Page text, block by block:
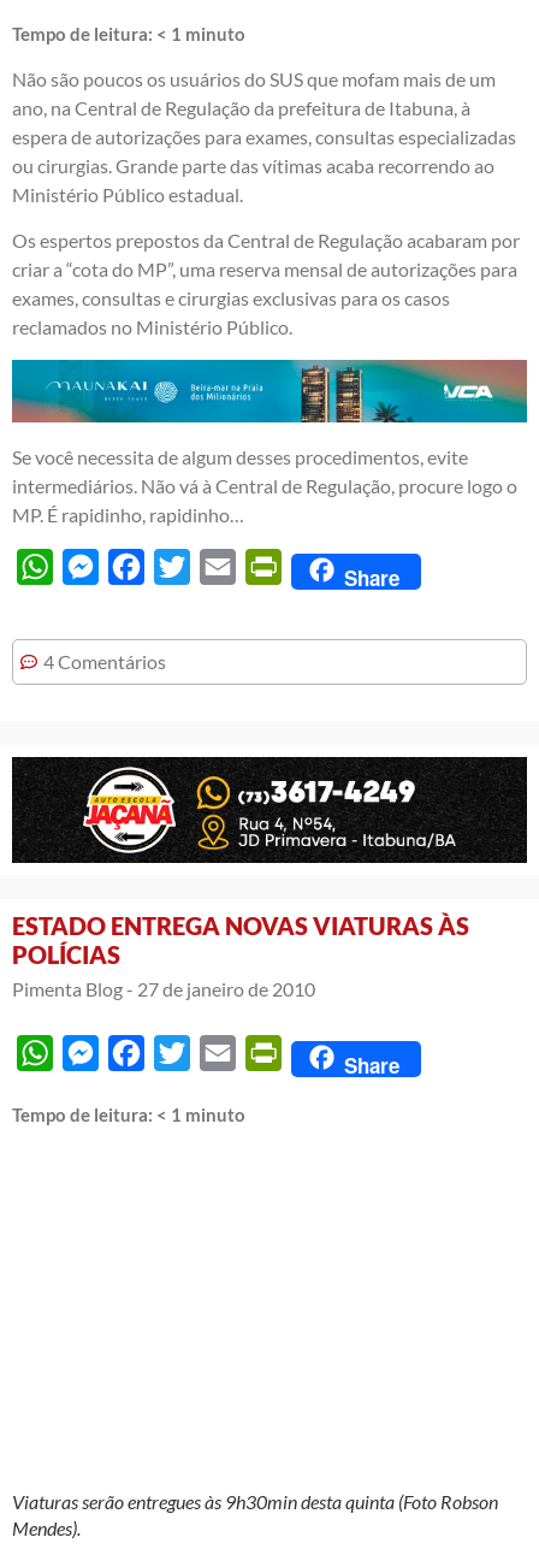
Tempo de leitura: < 1 minuto
Não são poucos os usuários do SUS que mofam mais de um
ano, na Central de Regulação da prefeitura de Itabuna, à
espera de autorizações para exames, consultas especializadas
ou cirurgias. Grande parte das vítimas acaba recorrendo ao
Ministério Público estadual.
Os espertos prepostos da Central de Regulação acabaram por
criar a “cota do MP”, uma reserva mensal de autorizações para
exames, consultas e cirurgias exclusivas para os casos
reclamados no Ministério Público.
Se você necessita de algum desses procedimentos, evite
intermediários. Não vá à Central de Regulação, procure logo o
MP. É rapidinho, rapidinho…
WhatsAppMessengerFacebook
Twitter Email PrintFriendly
Share
4 Comentários
ESTADO ENTREGA NOVAS VIATURAS ÀS
POLÍCIAS
Pimenta Blog - 27 de janeiro de 2010
WhatsAppMessengerFacebook
Twitter Email PrintFriendly
Share
Tempo de leitura: < 1 minuto
Viaturas serão entregues às 9h30min desta quinta (Foto Robson
Mendes).